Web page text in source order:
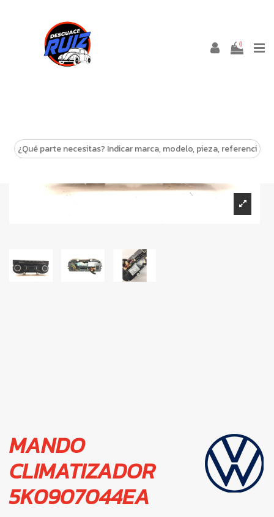
0
MANDO
CLIMATIZADOR
5K0907044EA